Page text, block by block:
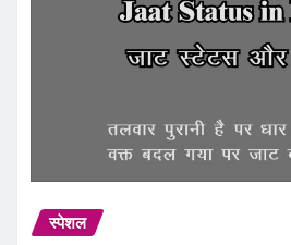
स्पेशल